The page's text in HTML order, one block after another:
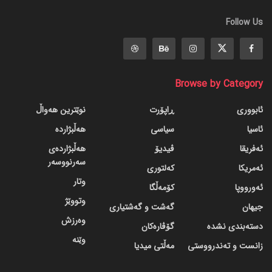
Follow Us
Browse by Category
ئابووری
ئاسیا
ئەفریقا
ئەمریکا
ئەورووپا
جیهان
دسته‌بندی نشده
زانست و تەندرووستی
ڕاپۆرت
سیاسی
ڤیدیۆ
کەلتوری
کۆمەڵگا
گه‌شت و گه‌شتیاری
گۆڤاره‌کان
مەڵتی میدیا
نوێترین هەواڵ
هەڵبژاردە
هەڵبژاردەی
سەرنووسەر
وتار
وتووێژ
وەرزش
وێنە